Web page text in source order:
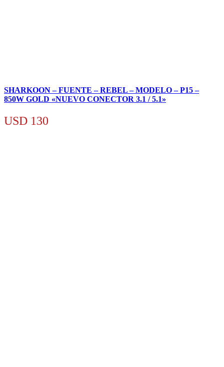
SHARKOON – FUENTE – REBEL – MODELO – P15 –
850W GOLD «NUEVO CONECTOR 3.1 / 5.1»
USD 130